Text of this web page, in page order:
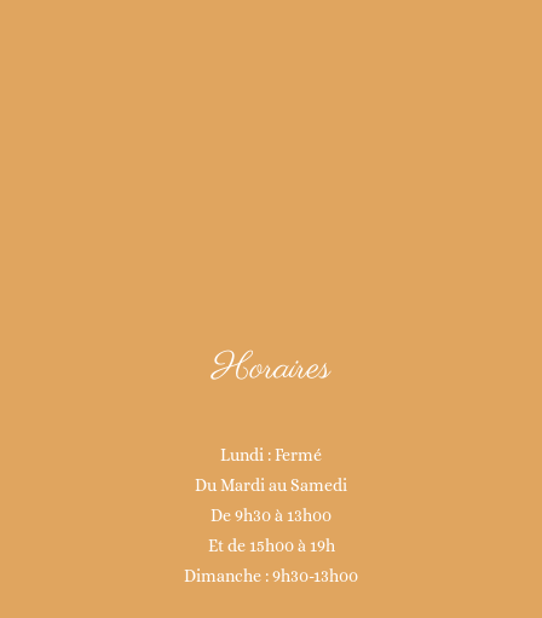
Horaires
Lundi : Fermé
Du Mardi au Samedi
De 9h30 à 13h00
Et de 15h00 à 19h
Dimanche : 9h30-13h00